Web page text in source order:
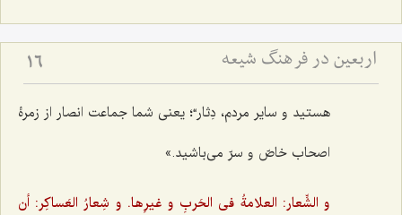
اربعین در فرهنگ شیعه 16
هستید و سایر مردم، دِثار“؛ یعنی شما جماعت انصار از زمرۀ
اصحاب خاصّ و سرّ می‌باشید.»
و الشِّعار: العلامةُ فی الحَربِ و غیرِها. و شِعارُ العَساکِر: أن